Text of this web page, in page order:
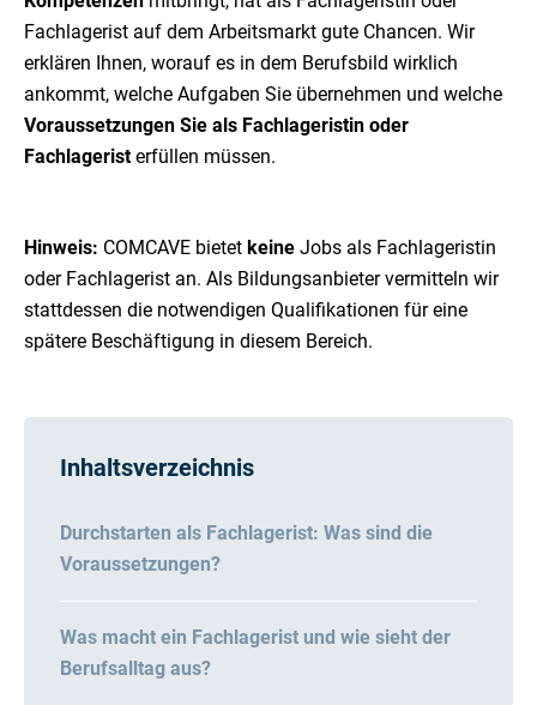
Fachlagerist auf dem Arbeitsmarkt gute Chancen. Wir
erklären Ihnen, worauf es in dem Berufsbild wirklich
ankommt, welche Aufgaben Sie übernehmen und welche
Voraussetzungen Sie als Fachlageristin oder
Fachlageristerfüllen müssen.
Hinweis: COMCAVE bietet keine Jobs als Fachlageristin
oder Fachlagerist an. Als Bildungsanbieter vermitteln wir
stattdessen die notwendigen Qualifikationen für eine
spätere Beschäftigung in diesem Bereich.
Inhaltsverzeichnis
Durchstarten als Fachlagerist: Was sind die
Voraussetzungen?
Was macht ein Fachlagerist und wie sieht der
Berufsalltag aus?